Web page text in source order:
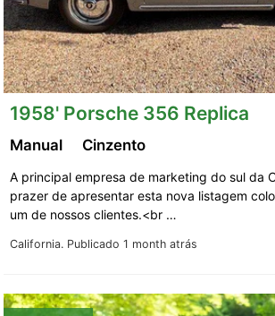
1958' Porsche 356 Replica
California. Publicado 1 month atrás
Manual Cinzento
A principal empresa de marketing do sul da
prazer de apresentar esta nova listagem
um de nossos clientes.<br …